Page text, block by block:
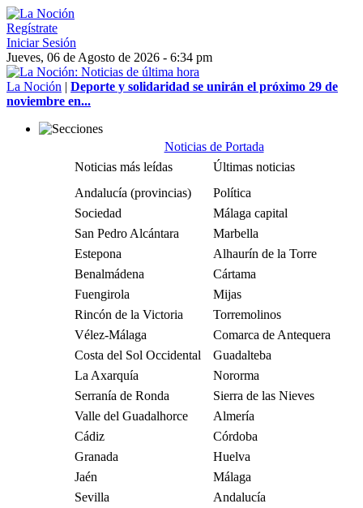
Regístrate
Iniciar Sesión
Jueves, 06 de Agosto de 2026 - 6:34 pm
La Noción | Deporte y solidaridad se unirán el próximo 29 de
noviembre en...
Noticias de Portada
Noticias más leídas
Últimas noticias
Andalucía (provincias)
Política
Sociedad
Málaga capital
San Pedro Alcántara
Marbella
Estepona
Alhaurín de la Torre
Benalmádena
Cártama
Fuengirola
Mijas
Rincón de la Victoria
Torremolinos
Vélez-Málaga
Comarca de Antequera
Costa del Sol Occidental
Guadalteba
La Axarquía
Nororma
Serranía de Ronda
Sierra de las Nieves
Valle del Guadalhorce
Almería
Cádiz
Córdoba
Granada
Huelva
Jaén
Málaga
Sevilla
Andalucía